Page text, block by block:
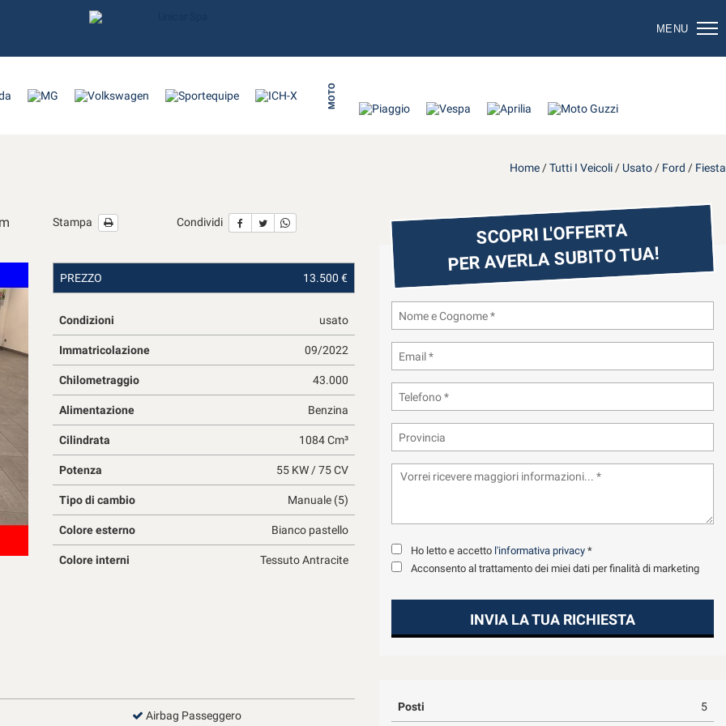
MENU
MOTO
Home /Tutti I Veicoli / Usato / Ford / Fiesta
Stampa Condividi
PREZZO 13.500 €
Condizioni usato
Immatricolazione 09/2022
Chilometraggio 43.000
Alimentazione Benzina
Cilindrata 1084 Cm³
Potenza 55 KW / 75 CV
Tipo di cambio Manuale (5)
Colore esterno Bianco pastello
Colore interni Tessuto Antracite
SCOPRI L'OFFERTA
PER AVERLA SUBITO TUA!
Ho letto e accetto l'informativa privacy *
Acconsento al trattamento dei miei dati per finalità di marketing
INVIA LA TUA RICHIESTA
Airbag Passeggero
Posti 5